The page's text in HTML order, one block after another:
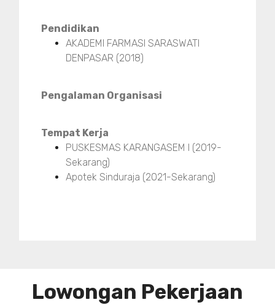
Pendidikan
AKADEMI FARMASI SARASWATI
DENPASAR (2018)
Pengalaman Organisasi
Tempat Kerja
PUSKESMAS KARANGASEM I (2019-
Sekarang)
Apotek Sinduraja (2021-Sekarang)
Lowongan Pekerjaan